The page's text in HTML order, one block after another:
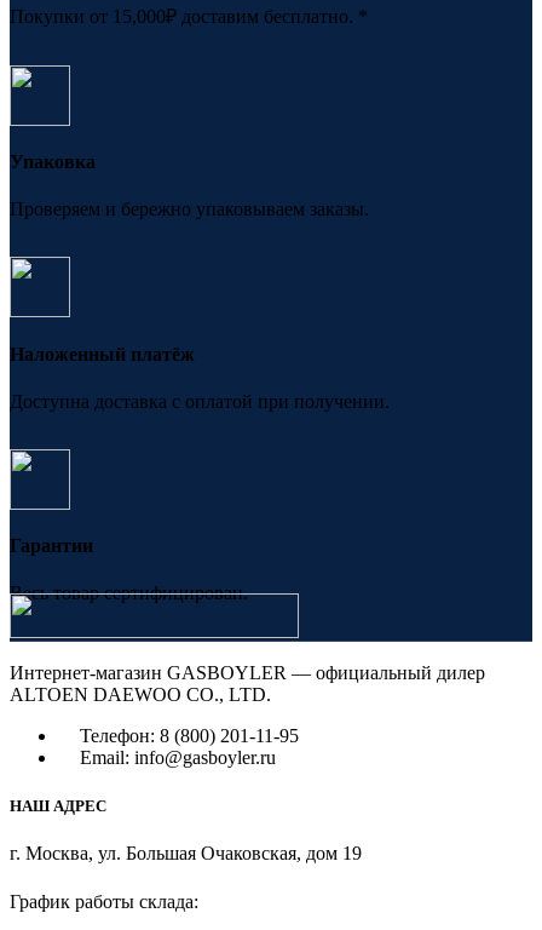
Покупки от 15,000₽ доставим бесплатно. *
Упаковка
Проверяем и бережно упаковываем заказы.
Наложенный платёж
Доступна доставка с оплатой при получении.
Гарантии
Весь товар сертифицирован.
Интернет-магазин GASBOYLER — официальный дилер
ALTOEN DAEWOO CO., LTD.
Телефон: 8 (800) 201-11-95
Email: info@gasboyler.ru
НАШ АДРЕС
г. Москва, ул. Большая Очаковская, дом 19
График работы склада: